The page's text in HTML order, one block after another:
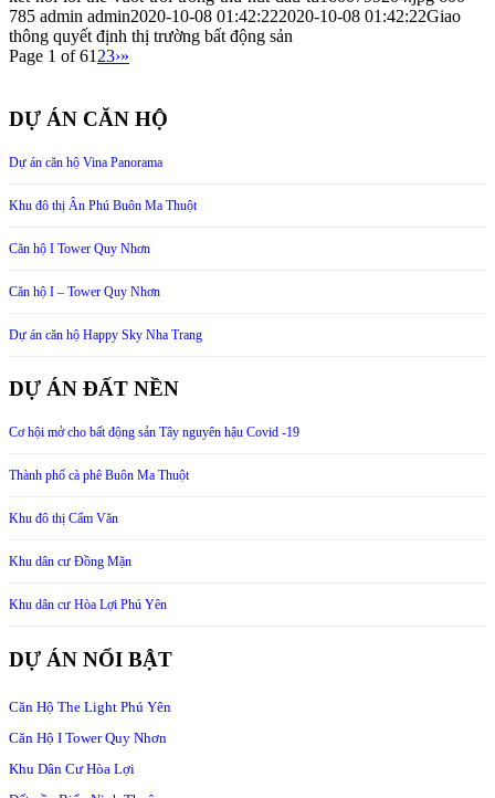
785 admin admin2020-10-08 01:42:222020-10-08 01:42:22Giao
thông quyết định thị trường bất động sản
Page 1 of 61 23›»
DỰ ÁN CĂN HỘ
Dự án căn hộ Vina Panorama
Khu đô thị Ân Phú Buôn Ma Thuột
Căn hộ I Tower Quy Nhơn
Căn hộ I – Tower Quy Nhơn
Dự án căn hộ Happy Sky Nha Trang
DỰ ÁN ĐẤT NỀN
Cơ hội mở cho bất động sản Tây nguyên hậu Covid -19
Thành phố cà phê Buôn Ma Thuột
Khu đô thị Cẩm Văn
Khu dân cư Đồng Mặn
Khu dân cư Hòa Lợi Phú Yên
DỰ ÁN NỔI BẬT
Căn Hộ The Light Phú Yên
Căn Hộ I Tower Quy Nhơn
Khu Dân Cư Hòa Lợi